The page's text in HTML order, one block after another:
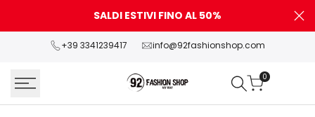
SALDI ESTIVI FINO AL 50%
+39 3341239417 info@92fashionshop.com
0